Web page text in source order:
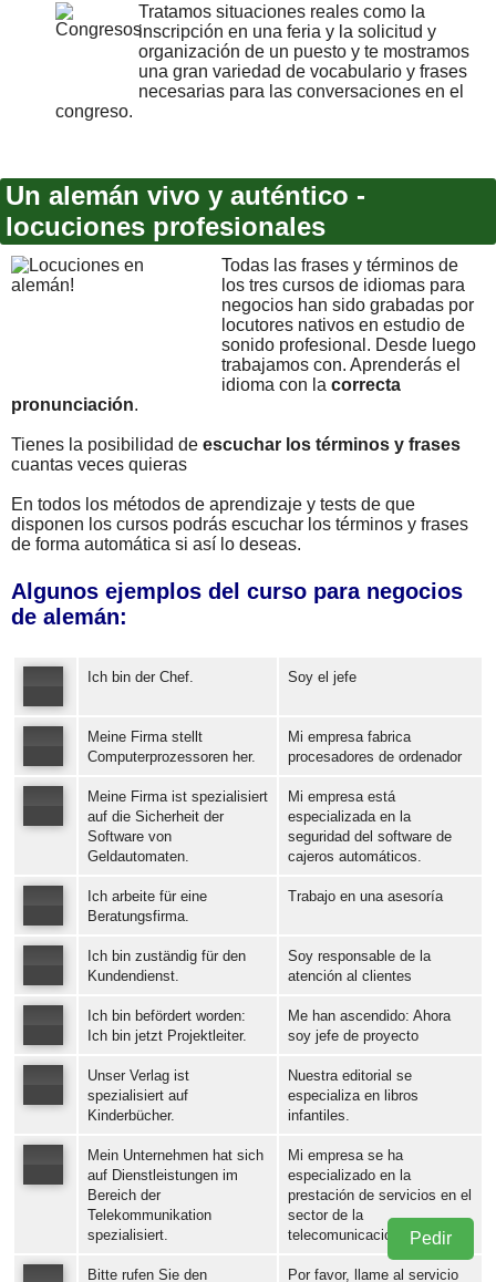
Pedir
Tratamos situaciones reales como la
inscripción en una feria y la solicitud y
organización de un puesto y te mostramos
una gran variedad de vocabulario y frases
necesarias para las conversaciones en el
congreso.
Un alemán vivo y auténtico -
locuciones profesionales
Todas las frases y términos de
los tres cursos de idiomas para
negocios han sido grabadas por
locutores nativos en estudio de
sonido profesional. Desde luego
trabajamos con. Aprenderás el
idioma con la correcta
pronunciación.
Tienes la posibilidad de escuchar los términos y frases
cuantas veces quieras
En todos los métodos de aprendizaje y tests de que
disponen los cursos podrás escuchar los términos y frases
de forma automática si así lo deseas.
Algunos ejemplos del curso para negocios
de alemán:
Ich bin der Chef. Soy el jefe
Meine Firma stellt
Computerprozessoren her.
Mi empresa fabrica
procesadores de ordenador
Meine Firma ist spezialisiert
auf die Sicherheit der
Software von
Geldautomaten.
Mi empresa está
especializada en la
seguridad del software de
cajeros automáticos.
Ich arbeite für eine
Beratungsfirma.
Trabajo en una asesoría
Ich bin zuständig für den
Kundendienst.
Soy responsable de la
atención al clientes
Ich bin befördert worden:
Ich bin jetzt Projektleiter.
Me han ascendido: Ahora
soy jefe de proyecto
Unser Verlag ist
spezialisiert auf
Kinderbücher.
Nuestra editorial se
especializa en libros
infantiles.
Error loading: "https://www.idiomaspc.com/curso-aprender-aleman-negocios/audio/121091.mp3"
Mein Unternehmen hat sich
auf Dienstleistungen im
Bereich der
Telekommunikation
spezialisiert.
Mi empresa se ha
especializado en la
prestación de servicios en el
sector de la
telecomunicación.
Bitte rufen Sie den Por favor, llame al servicio